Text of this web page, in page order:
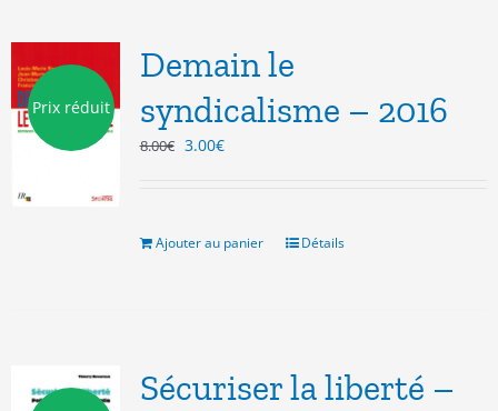
Prix réduit
Demain le
syndicalisme – 2016
8.00€ Le
8.00€.
3.00€Le
3.00€.
Ajouter au panier Détails
Sécuriser la liberté –